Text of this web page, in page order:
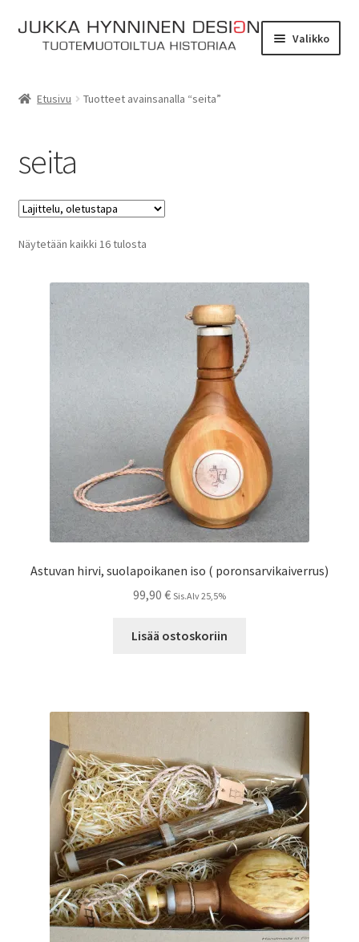
Siirry
navigointiin
Siirry
sisältöön
Valikko
Yhteydenotto
Myymälä
Verkkokauppa
Kassa
Etusivu Tuotteet avainsanalla “seita”
seita
Näytetään kaikki 16 tulosta
Astuvan hirvi, suolapoikanen iso ( poronsarvikaiverrus)
99,90 € Sis.Alv 25,5%
Lisää ostoskoriin